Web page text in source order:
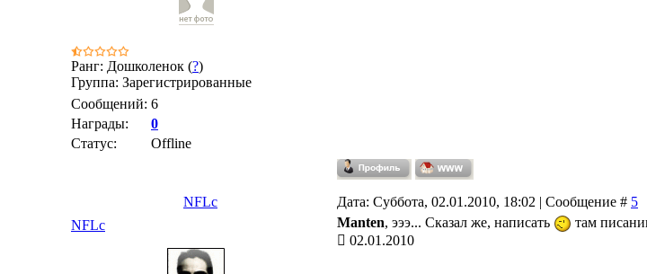
Ранг: Дошколенок (?)
Группа: Зарегистрированные
Сообщений: 6
Награды:
0
Статус:
Offline
NFLc Дата: Суббота, 02.01.2010, 18:02 | Сообщение # 5
NFLc
Manten, эээ... Сказал же, написать
там
02.01.2010